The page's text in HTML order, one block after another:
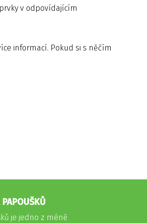
v odpovídajícím
informací. Pokud si s něčím
je jedno z méně